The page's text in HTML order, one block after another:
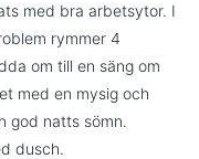
med bra arbetsytor. I
rymmer 4
om till en säng om
med en mysig och
god natts sömn.
dusch.